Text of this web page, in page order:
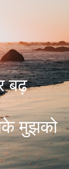
बढ़
मुझको